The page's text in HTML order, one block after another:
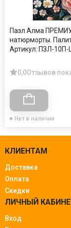
Пазл Алма
натюрморты.
Артикул: ПЗЛ-10П-
0,0Отзывов
Нет в наличии
КЛИЕНТАМ
Доставка
Оплата
Скидки
ЛИЧНЫЙ
Вход